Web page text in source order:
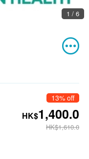
1 / 6
13% off
HK$1,400.0
HK$1,610.0